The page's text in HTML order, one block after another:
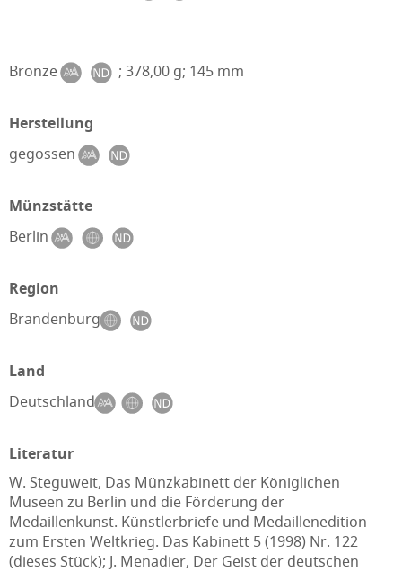
Bronze ; 378,00 g; 145 mm
Herstellung
gegossen
Münzstätte
Berlin
Region
Brandenburg
Land
Deutschland
Literatur
W. Steguweit, Das Münzkabinett der Königlichen
Museen zu Berlin und die Förderung der
Medaillenkunst. Künstlerbriefe und Medaillenedition
zum Ersten Weltkrieg. Das Kabinett 5 (1998) Nr. 122
(dieses Stück); J. Menadier, Der Geist der deutschen